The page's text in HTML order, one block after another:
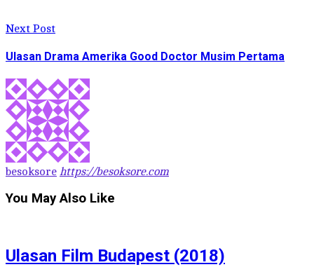
Next Post
Ulasan Drama Amerika Good Doctor Musim Pertama
besoksore https://besoksore.com
You May Also Like
Ulasan Film Budapest (2018)